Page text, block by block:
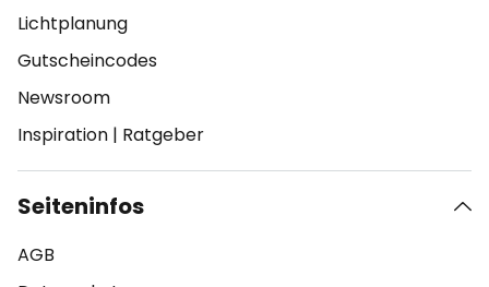
Lichtplanung
Gutscheincodes
Newsroom
Inspiration | Ratgeber
Seiteninfos
AGB